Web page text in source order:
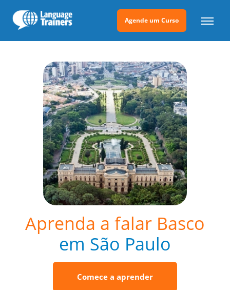
Agende um Curso
Aprenda a falar Basco
em São Paulo
Comece a aprender